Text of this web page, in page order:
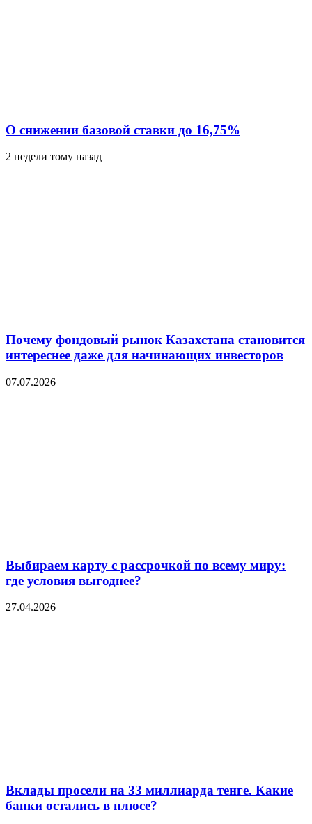
О снижении базовой ставки до 16,75%
2 недели тому назад
Почему фондовый рынок Казахстана становится
интереснее даже для начинающих инвесторов
07.07.2026
Выбираем карту с рассрочкой по всему миру:
где условия выгоднее?
27.04.2026
Вклады просели на 33 миллиарда тенге. Какие
банки остались в плюсе?